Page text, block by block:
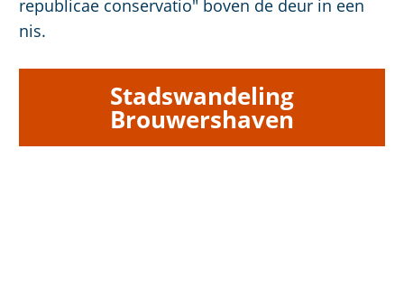
republicae conservatio" boven de deur in een
nis.
Stadswandeling
Brouwershaven